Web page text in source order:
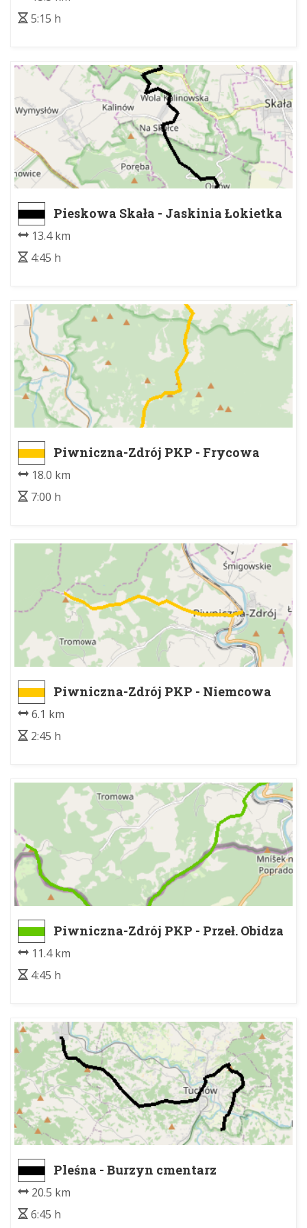
5:15 h
Pieskowa Skała - Jaskinia Łokietka
13.4 km
4:45 h
Piwniczna-Zdrój PKP - Frycowa
18.0 km
7:00 h
Piwniczna-Zdrój PKP - Niemcowa
6.1 km
2:45 h
Piwniczna-Zdrój PKP - Przeł. Obidza
11.4 km
4:45 h
Pleśna - Burzyn cmentarz
20.5 km
6:45 h